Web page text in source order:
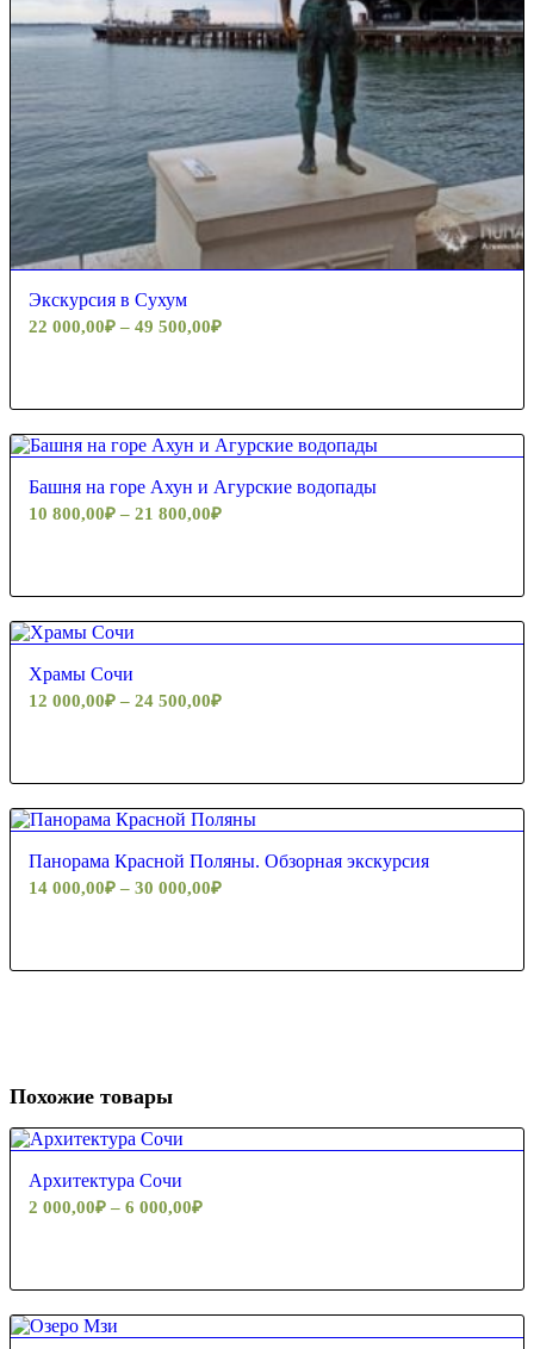
Экскурсия в Сухум
22 000,00₽ – 49 500,00₽
Башня на горе Ахун и Агурские водопады
10 800,00₽ – 21 800,00₽
5.00
Храмы Сочи
12 000,00₽ – 24 500,00₽
5.00
Панорама Красной Поляны. Обзорная экскурсия
14 000,00₽ – 30 000,00₽
Похожие товары
Архитектура Сочи
2 000,00₽ – 6 000,00₽